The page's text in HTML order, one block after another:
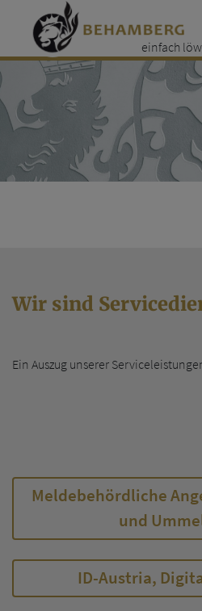
einfach
Wir sind
Ein Auszug unserer
Meldebehördliche
und
ID-Austria,